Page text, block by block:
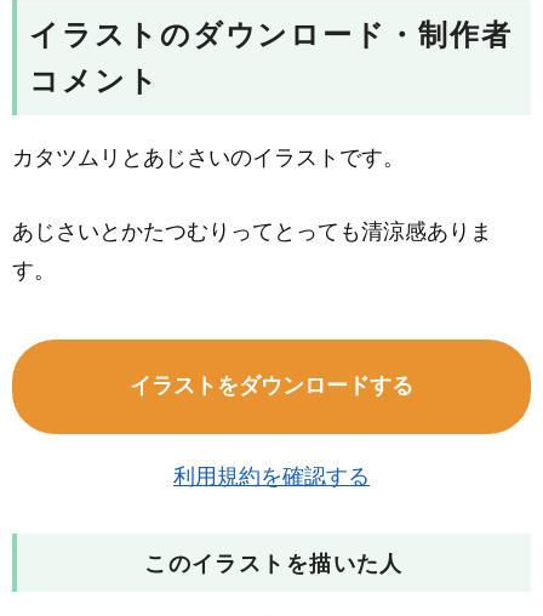
イラストのダウンロード・制作者
コメント
カタツムリとあじさいのイラストです。
あじさいとかたつむりってとっても清涼感ありま
す。
イラストをダウンロードする
利用規約を確認する
このイラストを描いた人